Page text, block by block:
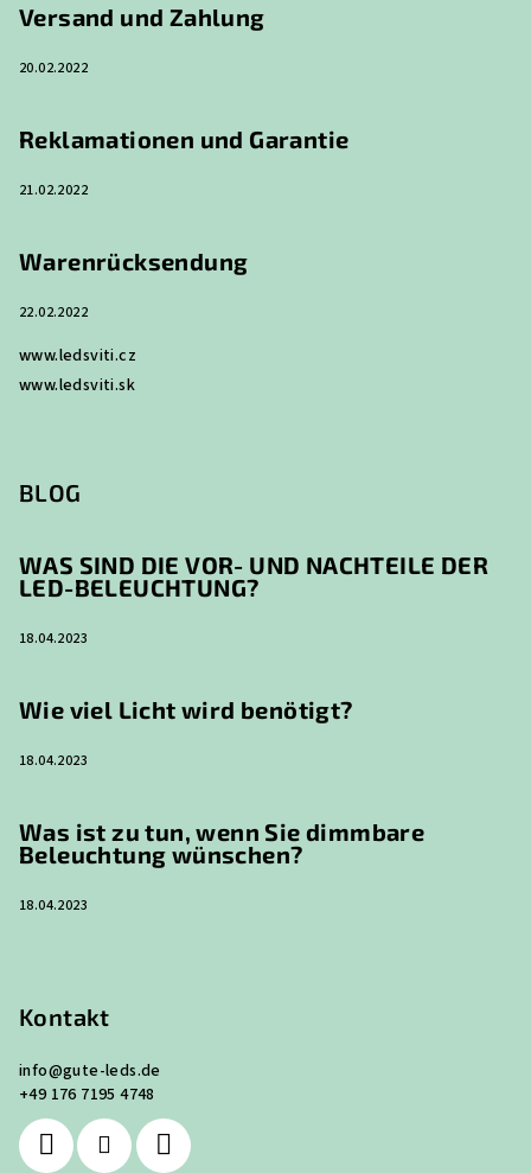
Versand und Zahlung
20.02.2022
Reklamationen und Garantie
21.02.2022
Warenrücksendung
22.02.2022
www.ledsviti.cz
www.ledsviti.sk
BLOG
WAS SIND DIE VOR- UND NACHTEILE DER
LED-BELEUCHTUNG?
18.04.2023
Wie viel Licht wird benötigt?
18.04.2023
Was ist zu tun, wenn Sie dimmbare
Beleuchtung wünschen?
18.04.2023
Kontakt
info@gute-leds.de
+49 176 7195 4748